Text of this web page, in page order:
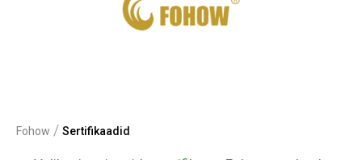
Fohow / Sertifikaadid